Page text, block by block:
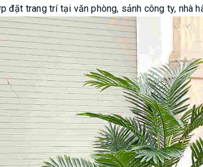
đặt trang trí tại văn phòng, sảnh công ty, nhà